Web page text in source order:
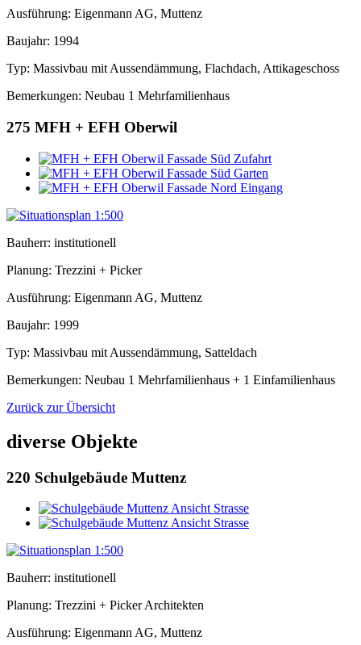
Ausführung: Eigenmann AG, Muttenz
Baujahr: 1994
Typ: Massivbau mit Aussendämmung, Flachdach, Attikageschoss
Bemerkungen: Neubau 1 Mehrfamilienhaus
275 MFH + EFH Oberwil
Bauherr: institutionell
Planung: Trezzini + Picker
Ausführung: Eigenmann AG, Muttenz
Baujahr: 1999
Typ: Massivbau mit Aussendämmung, Satteldach
Bemerkungen: Neubau 1 Mehrfamilienhaus + 1 Einfamilienhaus
Zurück zur Übersicht
diverse Objekte
220 Schulgebäude Muttenz
Bauherr: institutionell
Planung: Trezzini + Picker Architekten
Ausführung: Eigenmann AG, Muttenz